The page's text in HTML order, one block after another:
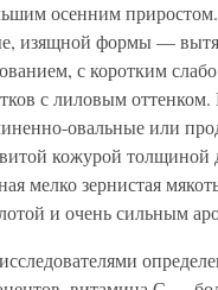
осенним
изящной формы —
с коротким
с лиловым
овальные или
кожурой
мелко зернистая
и очень сильным